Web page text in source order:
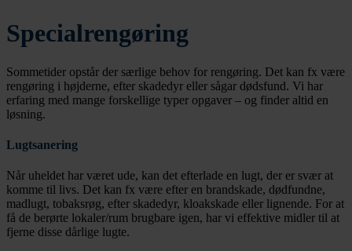
Specialrengøring
Sommetider opstår der særlige behov for rengøring. Det kan fx være
rengøring i højderne, efter skadedyr eller sågar dødsfund. Vi har
erfaring med mange forskellige typer opgaver – og finder altid en
løsning.
Lugtsanering
Når uheldet har været ude, kan det efterlade en lugt, der er svær at
komme til livs. Det kan fx være efter en brandskade, dødfundne,
madlugt, tobaksrøg, efter skadedyr, kloakskade eller lignende. For at
få de berørte lokaler/rum brugbare igen, har vi effektive midler til at
fjerne disse dårlige lugte.